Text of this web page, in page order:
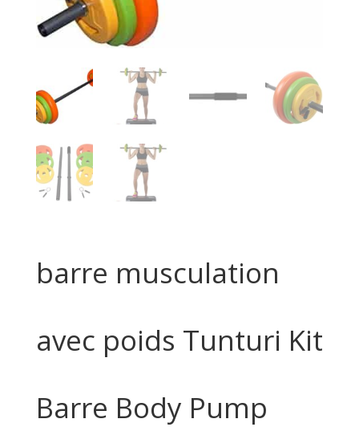
barre musculation
avec poids Tunturi Kit
Barre Body Pump